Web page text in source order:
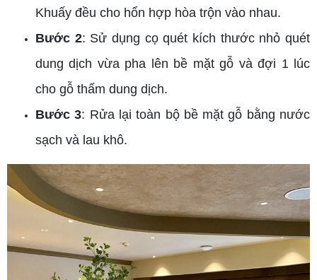
Khuấy đều cho hổn hợp hòa trộn vào nhau.
Bước 2: Sử dụng cọ quét kích thước nhỏ quét
dung dịch vừa pha lên bề mặt gỗ và đợi 1 lúc
cho gỗ thấm dung dịch.
Bước 3: Rửa lại toàn bộ bề mặt gỗ bằng nước
sạch và lau khô.